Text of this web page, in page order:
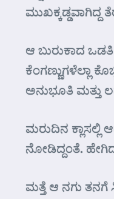
ಮುಖಕ್ಕಡ್ಡವಾಗಿದ್ದ
ಆ ಬುರುಕಾದ
ಕೆಂಗಣ್ಣುಗಳೆಲ್ಲಾ
ಅನುಭೂತಿ ಮತ್ತು
ಮರುದಿನ ಕ್ಲಾಸಲ್ಲಿ
ನೋಡಿದ್ದಂತೆ.
ಮತ್ತೆ ಆ ನಗು ತನಗೆ